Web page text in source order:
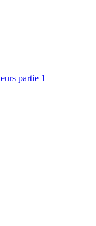
partie 1